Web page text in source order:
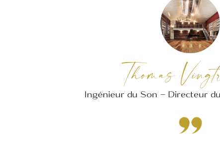
Thomas
Ingénieur du Son – Directeur